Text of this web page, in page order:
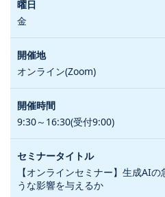
金
オンライン(Zoom)
9:30～16:30(受付9:00)
【オンラインセミナー】生成AI
うな影響を与えるか